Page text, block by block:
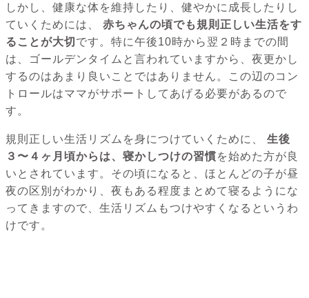
しかし、健康な体を維持したり、健やかに成長したりし
ていくためには、
赤ちゃんの頃でも規則正しい生活をす
ることが大切 です。特に午後10時から翌２時までの間
は、ゴールデンタイムと言われていますから、夜更かし
するのはあまり良いことではありません。この辺のコン
トロールはママがサポートしてあげる必要があるので
す。
規則正しい生活リズムを身につけていくために、
生後
３〜４ヶ月頃からは、寝かしつけの習慣を始めた方が良
いとされています。その頃になると、ほとんどの子が昼
夜の区別がわかり、夜もある程度まとめて寝るようにな
ってきますので、生活リズムもつけやすくなるというわ
けです。